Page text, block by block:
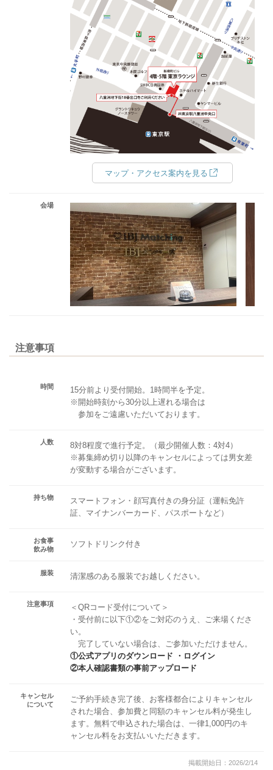
マップ・アクセス案内を見る
会場
注意事項
時間
15分前より受付開始。1時間半を予定。
※開始時刻から30分以上遅れる場合は
参加をご遠慮いただいております。
人数
8対8程度で進行予定。（最少開催人数：4対4）
※募集締め切り以降のキャンセルによっては男女差
が変動する場合がございます。
持ち物
スマートフォン・顔写真付きの身分証（運転免許
証、マイナンバーカード、パスポートなど）
お食事
飲み物
ソフトドリンク付き
服装 清潔感のある服装でお越しください。
注意事項
＜QRコード受付について＞
・受付前に以下①②をご対応のうえ、ご来場くださ
い。
完了していない場合は、ご参加いただけません。
①公式アプリのダウンロード ・ログイン
②本人確認書類の事前アップロード
キャンセル
について
ご予約手続き完了後、お客様都合によりキャンセル
された場合、参加費と同額のキャンセル料が発生し
ます。無料で申込された場合は、一律1,000円のキ
ャンセル料をお支払いいただきます。
掲載開始日：2026/2/14